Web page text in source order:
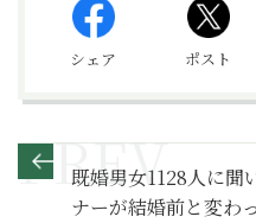
シェア ポスト
既婚男女1128人に聞
ナーが結婚前と変わ